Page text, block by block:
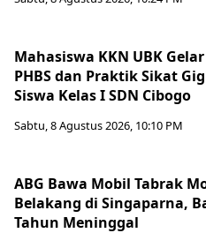
Mahasiswa KKN UBK
PHBS dan Praktik Sikat
Siswa Kelas I SDN Cibogo
Sabtu, 8 Agustus 2026, 10:10 PM
ABG Bawa Mobil Tabrak
Belakang di Singaparna,
Tahun Meninggal